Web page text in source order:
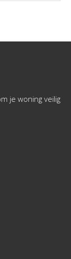
je woning veilig